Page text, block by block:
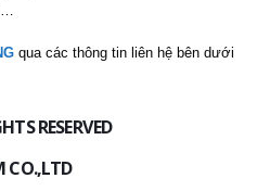
qua các thông tin liên hệ bên dưới
RESERVED
CO.,LTD